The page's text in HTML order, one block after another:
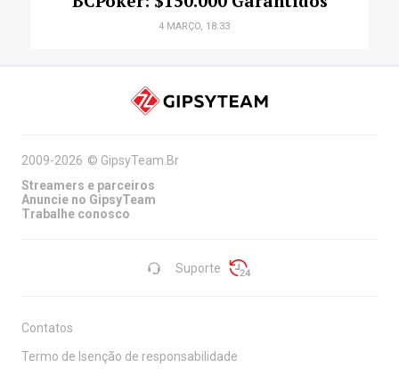
4 MARÇO, 18:33
Suporte
2009-2026 © GipsyTeam.Br
Streamers e parceiros
Anuncie no GipsyTeam
Trabalhe conosco
Contatos
Termo de Isenção de responsabilidade